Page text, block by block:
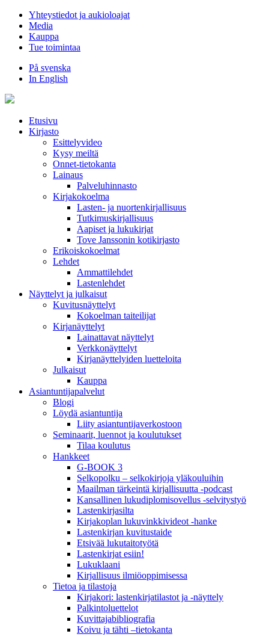
Hyppää
sisältöön
Yhteystiedot ja aukioloajat
Media
Kauppa
Tue toimintaa
På svenska
In English
Etusivu
Kirjasto
Esittelyvideo
Kysy meiltä
Onnet-tietokanta
Lainaus
Palveluhinnasto
Kirjakokoelma
Lasten- ja nuortenkirjallisuus
Tutkimuskirjallisuus
Aapiset ja lukukirjat
Tove Janssonin kotikirjasto
Erikoiskokoelmat
Lehdet
Ammattilehdet
Lastenlehdet
Näyttelyt ja julkaisut
Kuvitusnäyttelyt
Kokoelman taiteilijat
Kirjanäyttelyt
Lainattavat näyttelyt
Verkkonäyttelyt
Kirjanäyttelyiden luetteloita
Julkaisut
Kauppa
Asiantuntija­palvelut
Blogi
Löydä asiantuntija
Liity asiantuntijaverkostoon
Seminaarit, luennot ja koulutukset
Tilaa koulutus
Hankkeet
G-BOOK 3
Selkopolku – selkokirjoja yläkouluihin
Maailman tärkeintä kirjallisuutta -podcast
Kansallinen lukudiplomisovellus -selvitystyö
Lastenkirjasilta
Kirjakoplan lukuvinkkivideot -hanke
Lastenkirjan kuvitustaide
Etsivää lukutaitotyötä
Lastenkirjat esiin!
Lukuklaani
Kirjallisuus ilmiöoppimisessa
Tietoa ja tilastoja
Kirjakori: lastenkirjatilastot ja -näyttely
Palkintoluettelot
Kuvittaja­bibliografia
Koivu ja tähti –tietokanta